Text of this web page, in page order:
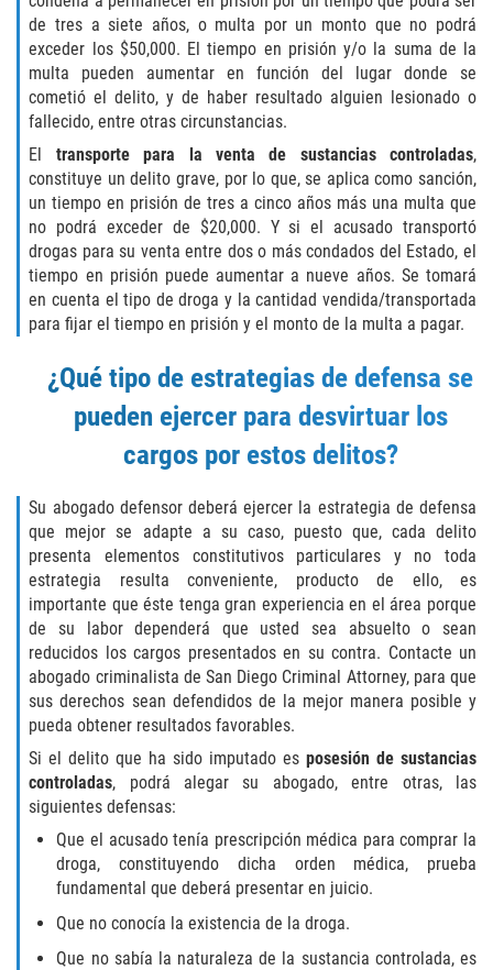
BATTERY ON A PEACE OFFICER ATTORNEY
BATTERY SERIOUS BODILY INJURY
DOMESTIC VIOLENCE
CHILD ABUSE
CHILD ENDANGERMENT
CORPORAL INJURY
DOMESTIC BATTERY
DOMESTIC VIOLENCE
ELDER ABUSE
FAILURE TO PROVIDE
VIOLATION OF PROTECTIVE ORDER
DRIVING CRIMES
HIT AND RUN
VEHICULAR MANSLAUGHTER
UNLAWFUL USE OF A DISABILITY PLACARD
DRUG CRIMES
de tres a siete años, o multa por un monto que no podrá
exceder los $50,000. El tiempo en prisión y/o la suma de la
multa pueden aumentar en función del lugar donde se
cometió el delito, y de haber resultado alguien lesionado o
fallecido, entre otras circunstancias.
El transporte para la venta de sustancias controladas,
constituye un delito grave, por lo que, se aplica como sanción,
un tiempo en prisión de tres a cinco años más una multa que
no podrá exceder de $20,000. Y si el acusado transportó
drogas para su venta entre dos o más condados del Estado, el
tiempo en prisión puede aumentar a nueve años. Se tomará
en cuenta el tipo de droga y la cantidad vendida/transportada
para fijar el tiempo en prisión y el monto de la multa a pagar.
¿Qué tipo de estrategias de defensa se
pueden ejercer para desvirtuar los
cargos por estos delitos?
Su abogado defensor deberá ejercer la estrategia de defensa
que mejor se adapte a su caso, puesto que, cada delito
presenta elementos constitutivos particulares y no toda
estrategia resulta conveniente, producto de ello, es
importante que éste tenga gran experiencia en el área porque
de su labor dependerá que usted sea absuelto o sean
reducidos los cargos presentados en su contra. Contacte un
abogado criminalista de San Diego Criminal Attorney, para que
sus derechos sean defendidos de la mejor manera posible y
pueda obtener resultados favorables.
Si el delito que ha sido imputado esposesión de sustancias
controladas, podrá alegar su abogado, entre otras, las
siguientes defensas:
Que el acusado tenía prescripción médica para comprar la
droga, constituyendo dicha orden médica, prueba
fundamental que deberá presentar en juicio.
Que no conocía la existencia de la droga.
Que no sabía la naturaleza de la sustancia controlada, es